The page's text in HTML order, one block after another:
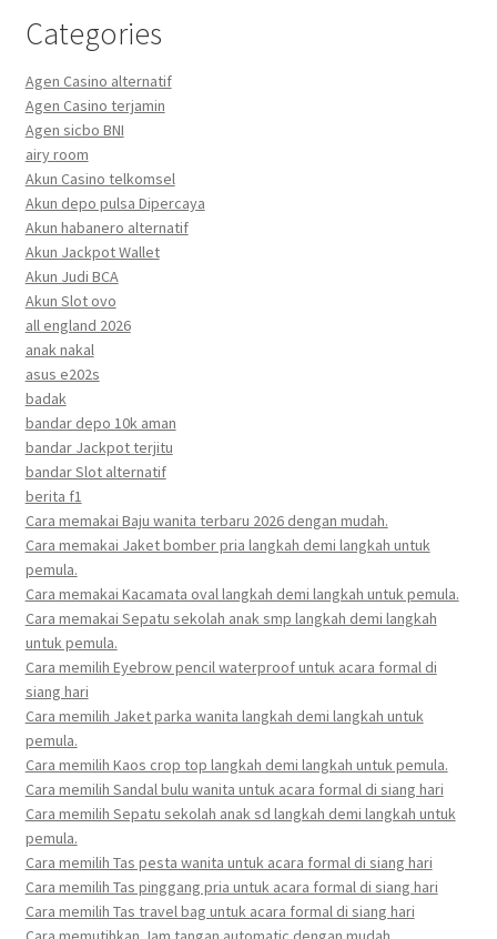
Categories
Agen Casino alternatif
Agen Casino terjamin
Agen sicbo BNI
airy room
Akun Casino telkomsel
Akun depo pulsa Dipercaya
Akun habanero alternatif
Akun Jackpot Wallet
Akun Judi BCA
Akun Slot ovo
all england 2026
anak nakal
asus e202s
badak
bandar depo 10k aman
bandar Jackpot terjitu
bandar Slot alternatif
berita f1
Cara memakai Baju wanita terbaru 2026 dengan mudah.
Cara memakai Jaket bomber pria langkah demi langkah untuk
pemula.
Cara memakai Kacamata oval langkah demi langkah untuk pemula.
Cara memakai Sepatu sekolah anak smp langkah demi langkah
untuk pemula.
Cara memilih Eyebrow pencil waterproof untuk acara formal di
siang hari
Cara memilih Jaket parka wanita langkah demi langkah untuk
pemula.
Cara memilih Kaos crop top langkah demi langkah untuk pemula.
Cara memilih Sandal bulu wanita untuk acara formal di siang hari
Cara memilih Sepatu sekolah anak sd langkah demi langkah untuk
pemula.
Cara memilih Tas pesta wanita untuk acara formal di siang hari
Cara memilih Tas pinggang pria untuk acara formal di siang hari
Cara memilih Tas travel bag untuk acara formal di siang hari